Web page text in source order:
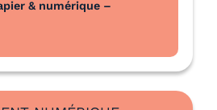
& numérique –